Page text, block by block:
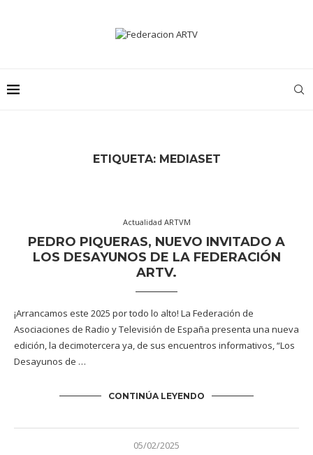
ETIQUETA: MEDIASET
Actualidad ARTVM
PEDRO PIQUERAS, NUEVO INVITADO A
LOS DESAYUNOS DE LA FEDERACIÓN
ARTV.
¡Arrancamos este 2025 por todo lo alto! La Federación de
Asociaciones de Radio y Televisión de España presenta una nueva
edición, la decimotercera ya, de sus encuentros informativos, “Los
Desayunos de …
CONTINÚA LEYENDO
05/02/2025